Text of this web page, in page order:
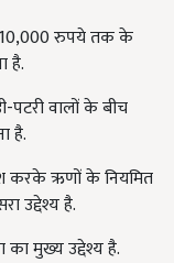
10,000 रुपये तक के
है.
पटरी वालों के बीच
है.
करके ऋणों के नियमित
उद्देश्य है.
मुख्य उद्देश्य है.